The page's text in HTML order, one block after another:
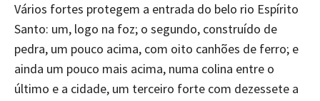
Vários fortes protegem a entrada do belo rio Espírito
Santo: um, logo na foz; o segundo, construído de
pedra, um pouco acima, com oito canhões de ferro; e
ainda um pouco mais acima, numa colina entre o
último e a cidade, um terceiro forte com dezessete a